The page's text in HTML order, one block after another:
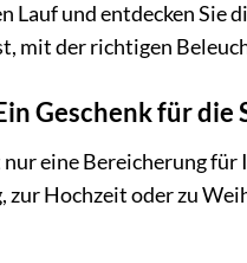
Lauf und entdecken
mit der richtigen
Geschenk für die
eine Bereicherung für
Hochzeit oder zu